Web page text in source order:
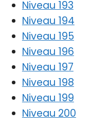
Niveau 193
Niveau 194
Niveau 195
Niveau 196
Niveau 197
Niveau 198
Niveau 199
Niveau 200